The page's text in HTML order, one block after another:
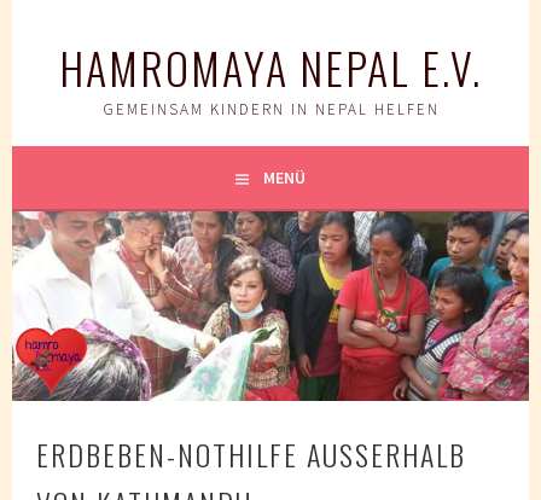
HAMROMAYA NEPAL E.V.
GEMEINSAM KINDERN IN NEPAL HELFEN
MENÜ
ERDBEBEN-NOTHILFE AUSSERHALB V